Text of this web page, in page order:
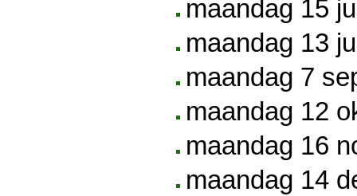
maandag 15
maandag 13
maandag 7
maandag 12
maandag 16
maandag 14